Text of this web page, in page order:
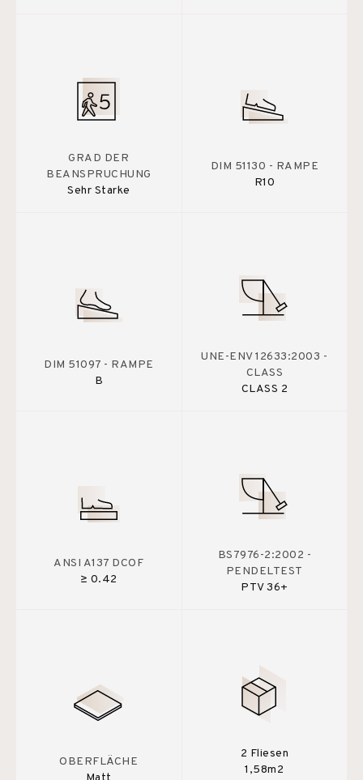
GRAD DER
BEANSPRUCHUNG
Sehr Starke
DIM 51130 - RAMPE
R10
DIM 51097 - RAMPE
B
UNE-ENV 12633:2003 -
CLASS
CLASS 2
ANSI A137 DCOF
≥ 0.42
BS7976-2:2002 -
PENDELTEST
PTV 36+
OBERFLÄCHE
2 Fliesen
1,58m2